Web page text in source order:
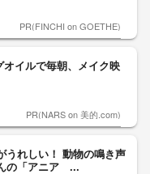
PR(FINCHI on GOETHE)
オイルで毎朝、メイク映
PR(NARS on 美的.com)
うれしい！ 動物の鳴き声
の「アニア ...